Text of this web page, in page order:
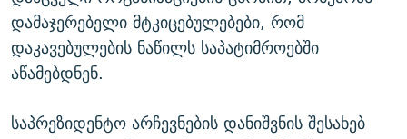
დამაჯერებელი მტკიცებულებები, რომ
დაკავებულების ნაწილს საპატიმროებში
აწამებდნენ.
საპრეზიდენტო არჩევნების დანიშვნის შესახებ